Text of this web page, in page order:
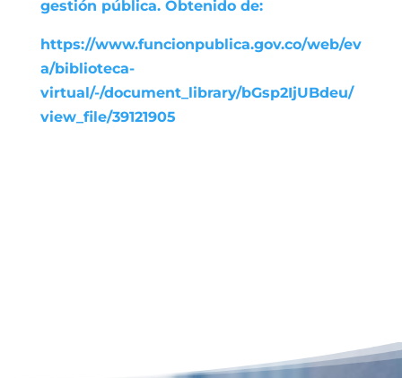
gestión pública. Obtenido de:
https://www.funcionpublica.gov.co/web/ev
a/biblioteca-
virtual/-/document_library/bGsp2IjUBdeu/
view_file/39121905